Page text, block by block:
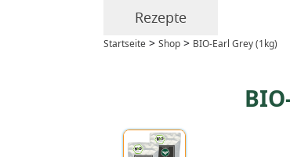
Rezepte
Startseite > Shop > BIO-Earl Grey (1kg)